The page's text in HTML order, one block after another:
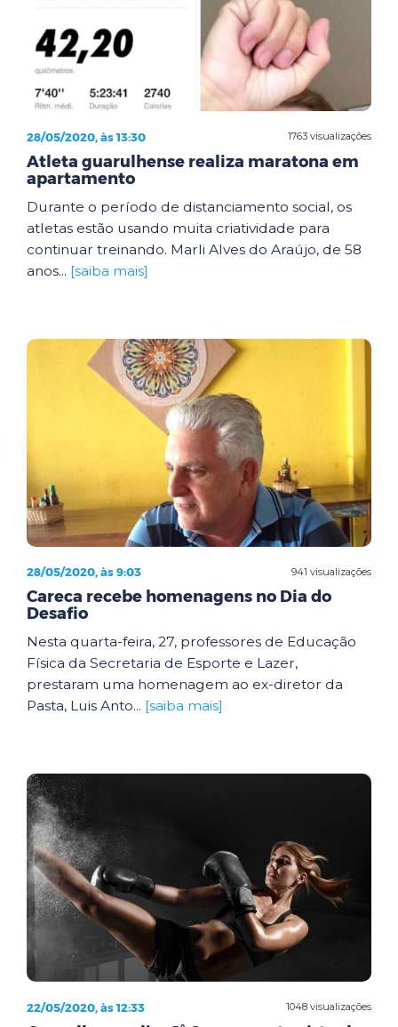
1763 visualizações
28/05/2020, às 13:30
Atleta guarulhense realiza maratona em
apartamento
Durante o período de distanciamento social, os
atletas estão usando muita criatividade para
continuar treinando. Marli Alves do Araújo, de 58
anos... [saiba mais]
941 visualizações
28/05/2020, às 9:03
Careca recebe homenagens no Dia do
Desafio
Nesta quarta-feira, 27, professores de Educação
Física da Secretaria de Esporte e Lazer,
prestaram uma homenagem ao ex-diretor da
Pasta, Luis Anto... [saiba mais]
1048 visualizações
22/05/2020, às 12:33